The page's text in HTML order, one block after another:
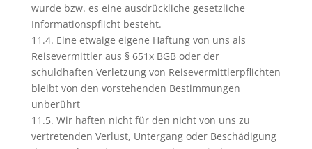
wurde bzw. es eine ausdrückliche gesetzliche
Informationspflicht besteht.
11.4. Eine etwaige eigene Haftung von uns als
Reisevermittler aus § 651x BGB oder der
schuldhaften Verletzung von Reisevermittlerpflichten
bleibt von den vorstehenden Bestimmungen
unberührt
11.5. Wir haften nicht für den nicht von uns zu
vertretenden Verlust, Untergang oder Beschädigung